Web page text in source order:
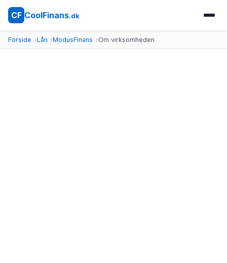
CF CoolFinans.dk
Forside Lån ModusFinans Om virksomheden